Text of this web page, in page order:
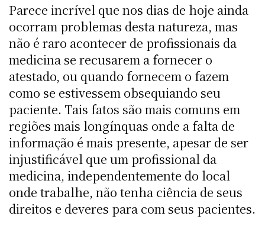
Parece incrível que nos dias de hoje ainda
ocorram problemas desta natureza, mas
não é raro acontecer de profissionais da
medicina se recusarem a fornecer o
atestado, ou quando fornecem o fazem
como se estivessem obsequiando seu
paciente. Tais fatos são mais comuns em
regiões mais longínquas onde a falta de
informação é mais presente, apesar de ser
injustificável que um profissional da
medicina, independentemente do local
onde trabalhe, não tenha ciência de seus
direitos e deveres para com seus pacientes.